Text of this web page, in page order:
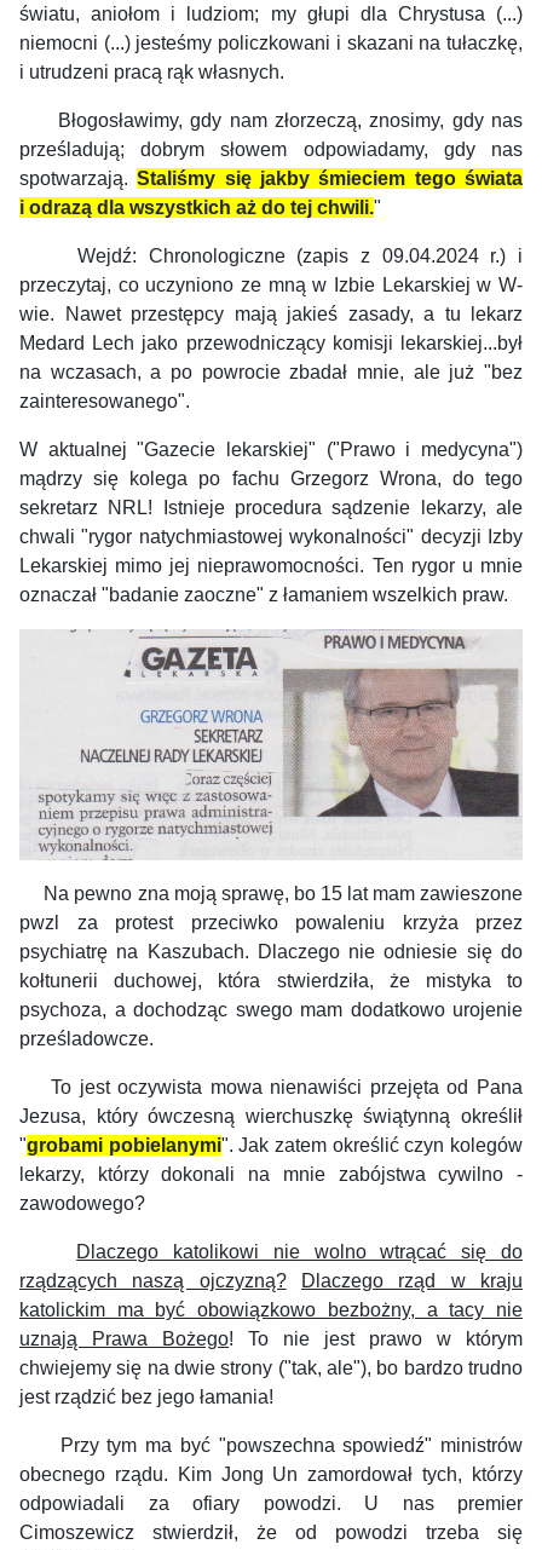
światu, aniołom i ludziom; my głupi dla Chrystusa (...)
niemocni (...) jesteśmy policzkowani i skazani na tułaczkę,
i utrudzeni pracą rąk własnych.
Błogosławimy, gdy nam złorzeczą, znosimy, gdy nas
prześladują; dobrym słowem odpowiadamy, gdy nas
spotwarzają.Staliśmy się jakby śmieciem tego świata
i odrazą dla wszystkich aż do tej chwili."
Wejdź: Chronologiczne (zapis z 09.04.2024 r.) i
przeczytaj, co uczyniono ze mną w Izbie Lekarskiej w W-
wie. Nawet przestępcy mają jakieś zasady, a tu lekarz
Medard Lech jako przewodniczący komisji lekarskiej...był
na wczasach, a po powrocie zbadał mnie, ale już "bez
zainteresowanego".
W aktualnej "Gazecie lekarskiej" ("Prawo i medycyna")
mądrzy się kolega po fachu Grzegorz Wrona, do tego
sekretarz NRL! Istnieje procedura sądzenie lekarzy, ale
chwali "rygor natychmiastowej wykonalności" decyzji Izby
Lekarskiej mimo jej nieprawomocności. Ten rygor u mnie
oznaczał "badanie zaoczne" z łamaniem wszelkich praw.
Na pewno zna moją sprawę, bo 15 lat mam zawieszone
pwzl za protest przeciwko powaleniu krzyża przez
psychiatrę na Kaszubach. Dlaczego nie odniesie się do
kołtunerii duchowej, która stwierdziła, że mistyka to
psychoza, a dochodząc swego mam dodatkowo urojenie
prześladowcze.
To jest oczywista mowa nienawiści przejęta od Pana
Jezusa, który ówczesną wierchuszkę świątynną określił
"grobami pobielanymi". Jak zatem określić czyn kolegów
lekarzy, którzy dokonali na mnie zabójstwa cywilno -
zawodowego?
Dlaczego katolikowi nie wolno wtrącać się do
rządzących naszą ojczyzną?
Dlaczego rząd w kraju
katolickim ma być obowiązkowo bezbożny, a tacy nie
uznają Prawa Bożego! To nie jest prawo w którym
chwiejemy się na dwie strony ("tak, ale"), bo bardzo trudno
jest rządzić bez jego łamania!
Przy tym ma być "powszechna spowiedź" ministrów
obecnego rządu. Kim Jong Un zamordował tych, którzy
odpowiadali za ofiary powodzi. U nas premier
Cimoszewicz stwierdził, że od powodzi trzeba się